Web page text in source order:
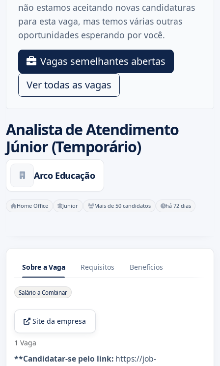
Analista de Atendimento
Júnior (Temporário)
Arco Educação
Home Office Junior Mais de 50 candidatos há 72 dias
não estamos aceitando novas candidaturas
para esta vaga, mas temos várias outras
oportunidades esperando por você.
Vagas semelhantes abertas
Ver todas as vagas
Sobre a Vaga Requisitos Benefícios
Sobre a Vaga
Salário a Combinar
Site da empresa
1 Vaga
**Candidatar-se pelo link: https://job-